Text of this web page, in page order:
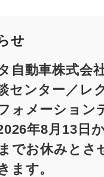
せ
自動車株式会
センター／レ
ォメーション
年8月13日
でお休みとさ
ます。